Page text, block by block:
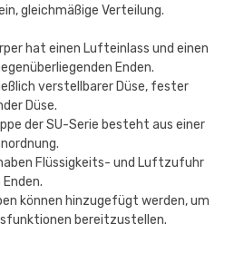
gleichmäßige Verteilung.
hat einen Lufteinlass und einen
Enden.
verstellbarer Düse, fester
Düse.
der SU-Serie besteht aus einer
Flüssigkeits- und Luftzufuhr
können hinzugefügt werden, um
bereitzustellen.